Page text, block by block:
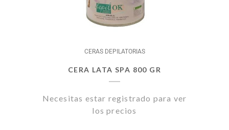
CERAS DEPILATORIAS
CERA LATA SPA 800 GR
Necesitas estar registrado para ver
los precios